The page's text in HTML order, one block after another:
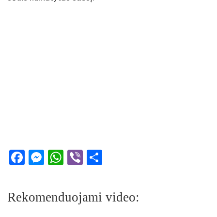
Facebook
Messenger
WhatsApp
Viber
Rekomenduojami video: